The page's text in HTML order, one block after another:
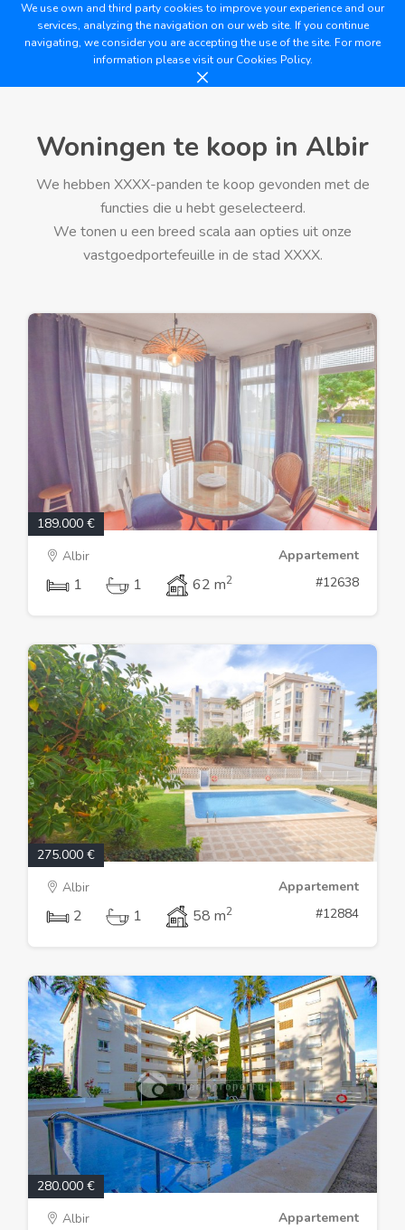
We use own and third party cookies to improve your experience and our
services, analyzing the navigation on our web site. If you continue
navigating, we consider you are accepting the use of the site. For more
information please visit ourCookies Policy.
Woningen te koop in Albir
We hebben XXXX-panden te koop gevonden met de
functies die u hebt geselecteerd.
We tonen u een breed scala aan opties uit onze
vastgoedportefeuille in de stad XXXX.
189.000 €
Albir
Appartement
1 1 62 m2 #12638
275.000 €
Albir
Appartement
2 1 58 m2 #12884
280.000 €
Albir
Appartement